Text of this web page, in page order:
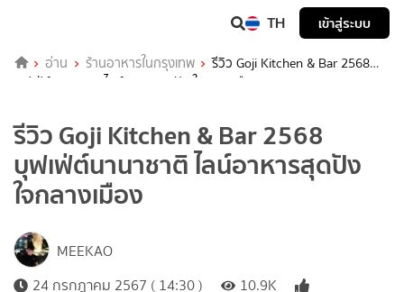
TH เข้าสู่ระบบ
อ่าน ร้านอาหารในกรุงเทพ
รีวิว Goji Kitchen & Bar 2568
บุฟเฟ่ต์นานาชาติ ไลน์อาหารสุดปัง ใจกลางเมือง
รีวิว Goji Kitchen & Bar 2568
บุฟเฟ่ต์นานาชาติ ไลน์อาหารสุดปัง
ใจกลางเมือง
MEEKAO
24 กรกฎาคม 2567 ( 14:30 )
10.9K